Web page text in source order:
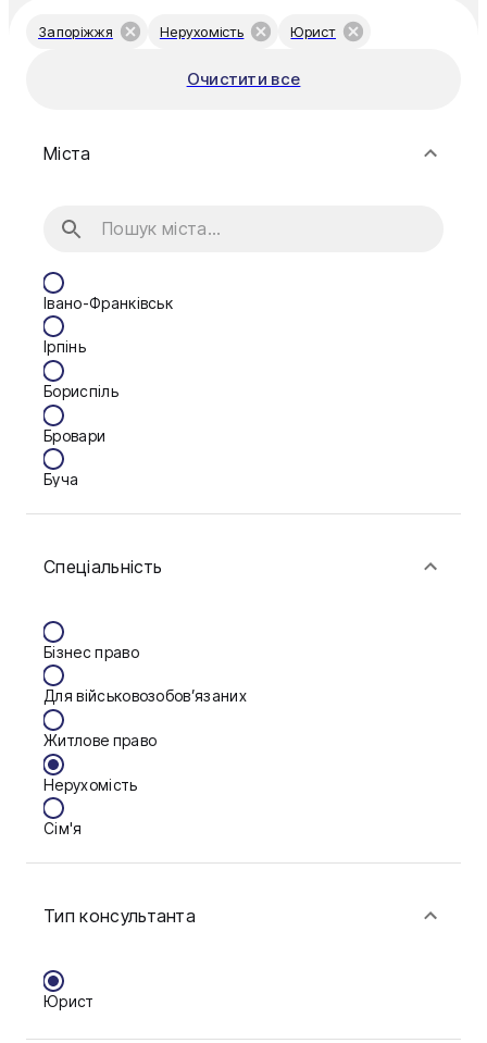
Запоріжжя Нерухомість Юрист
Очистити все
Міста
Івано-Франківськ
Ірпінь
Бориспіль
Бровари
Буча
Васильків
Дніпро
Запоріжжя
Калуш
Кам'янське
Ковель
Краматорськ
Кривий Ріг
Спеціальність
Бізнес право
Для військовозобов’язаних
Житлове право
Нерухомість
Сім'я
Тип консультанта
Юрист